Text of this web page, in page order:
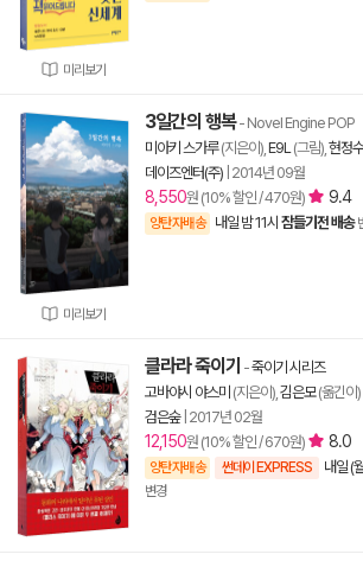
미리보기
미리보기
3일간의 행복- Novel Engine POP
미아키 스가루(지은이), E9L(그림), 현정수
데이즈엔터(주) 2014년 09월
8,550원 (10% 할인 / 470원) 9.4
양탄자배송 내일 밤 11시 잠들기전 배송
클라라 죽이기 -죽이기 시리즈
고바야시 야스미 (지은이), 김은모(옮긴이)
검은숲| 2017년 02월
12,150원 (10% 할인 / 670원) 8.0
양탄자배송 썬데이 EXPRESS 내일 (
변경